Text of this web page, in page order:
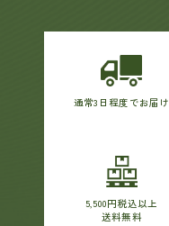
通常3日程度でお届け
5,500円税込以上
送料無料